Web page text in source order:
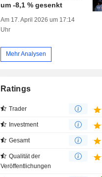
um -8,1 % gesenkt
Am 17. April 2026 um 17:14
Uhr
Mehr Analysen
Ratings
Trader
Investment
Gesamt
Qualität der
Veröffentlichungen